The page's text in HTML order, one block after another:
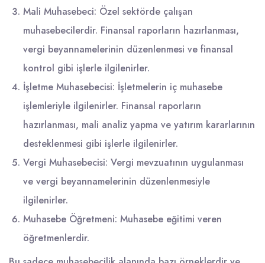
Mali Muhasebeci: Özel sektörde çalışan
muhasebecilerdir. Finansal raporların hazırlanması,
vergi beyannamelerinin düzenlenmesi ve finansal
kontrol gibi işlerle ilgilenirler.
İşletme Muhasebecisi: İşletmelerin iç muhasebe
işlemleriyle ilgilenirler. Finansal raporların
hazırlanması, mali analiz yapma ve yatırım kararlarının
desteklenmesi gibi işlerle ilgilenirler.
Vergi Muhasebecisi: Vergi mevzuatının uygulanması
ve vergi beyannamelerinin düzenlenmesiyle
ilgilenirler.
Muhasebe Öğretmeni: Muhasebe eğitimi veren
öğretmenlerdir.